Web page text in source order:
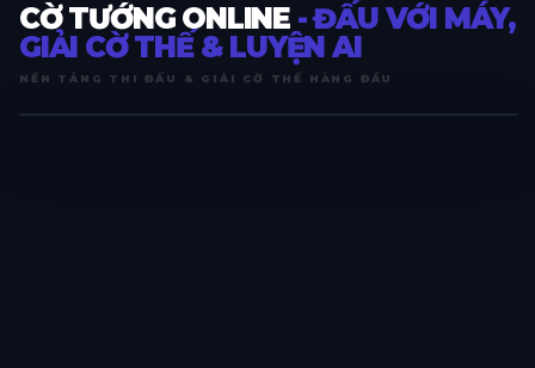
CỜ TƯỚNG ONLINE - ĐẤU VỚI MÁY,
GIẢI CỜ THẾ & LUYỆN AI
NỀN TẢNG THI ĐẤU & GIẢI CỜ THẾ HÀNG ĐẦU